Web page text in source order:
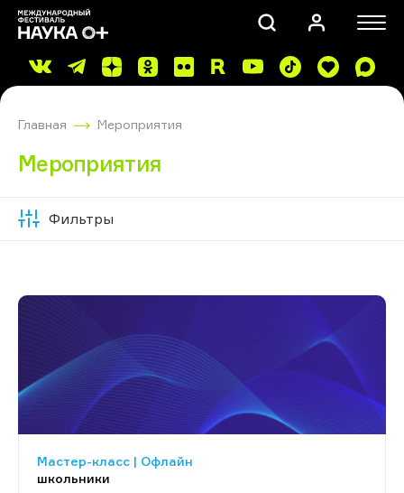
Главная Мероприятия
Мероприятия
Фильтры
Мастер-класс | Офлайн
школьники